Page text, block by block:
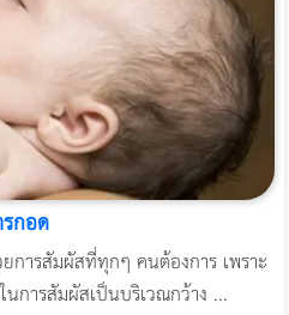
กอด
การสัมผัสที่ทุกๆ คนต้องการ เพราะ
การสัมผัสเป็นบริเวณกว้าง ...